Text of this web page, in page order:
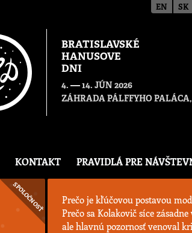
BRATISLAVSKÉ
HANUSOVE
DNI
4. — 14. JÚN 2026
ZÁHRADA PÁLFFYHO
KONTAKT PRAVIDLÁ PRE
SPOLOČNOSŤ
Prečo je kľúčovou postavou
Prečo sa Kolakovič síce
ale hlavnú pozornosť venoval
EN SK